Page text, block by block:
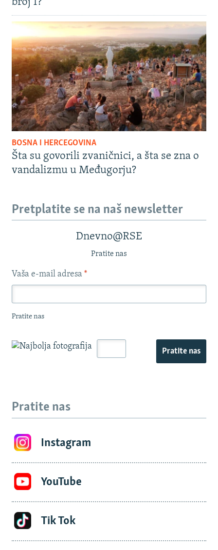
BOSNA I HERCEGOVINA
Šta su govorili zvaničnici, a šta se zna o
vandalizmu u Međugorju?
Pretplatite se na naš newsletter
Dnevno@RSE
Pratite nas
Vaša e-mail adresa *
Pratite nas
Pratite nas
Pratite nas
Instagram
YouTube
Tik Tok